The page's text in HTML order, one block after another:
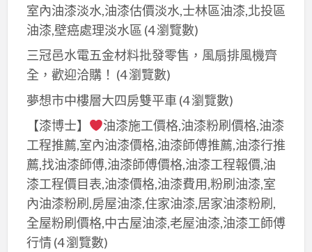
室內油漆淡水,油漆估價淡水,士林區油漆,北投區
油漆,壁癌處理淡水區 (4 瀏覽數)
三冠邑水電五金材料批發零售，風扇排風機齊
全，歡迎洽購！ (4 瀏覽數)
夢想市中樓層大四房雙平車(4 瀏覽數)
【漆博士】
油漆施工價格,油漆粉刷價格,油漆
工程推薦,室內油漆價格,油漆師傅推薦,油漆行推
薦,找油漆師傅,油漆師傅價格,油漆工程報價,油
漆工程價目表,油漆價格,油漆費用,粉刷油漆,室
內油漆粉刷,房屋油漆,住家油漆,居家油漆粉刷,
全屋粉刷價格,中古屋油漆,老屋油漆,油漆工師傅
行情(4 瀏覽數)